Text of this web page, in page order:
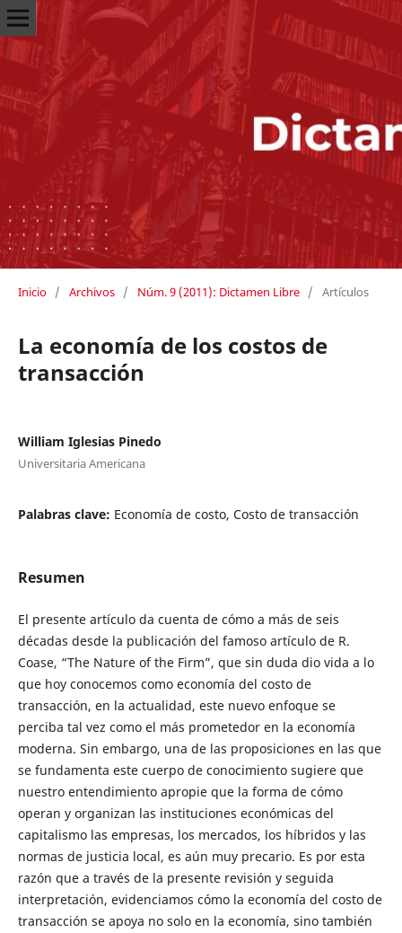
Inicio / Archivos / Núm. 9 (2011): Dictamen Libre / Artículos
La economía de los costos de
transacción
William Iglesias Pinedo
Universitaria Americana
Palabras clave: Economía de costo, Costo de transacción
Resumen
El presente artículo da cuenta de cómo a más de seis
décadas desde la publicación del famoso artículo de R.
Coase, “The Nature of the Firm”, que sin duda dio vida a lo
que hoy conocemos como economía del costo de
transacción, en la actualidad, este nuevo enfoque se
perciba tal vez como el más prometedor en la economía
moderna. Sin embargo, una de las proposiciones en las que
se fundamenta este cuerpo de conocimiento sugiere que
nuestro entendimiento apropie que la forma de cómo
operan y organizan las instituciones económicas del
capitalismo las empresas, los mercados, los híbridos y las
normas de justicia local, es aún muy precario. Es por esta
razón que a través de la presente revisión y seguida
interpretación, evidenciamos cómo la economía del costo de
transacción se apoya no solo en la economía, sino también